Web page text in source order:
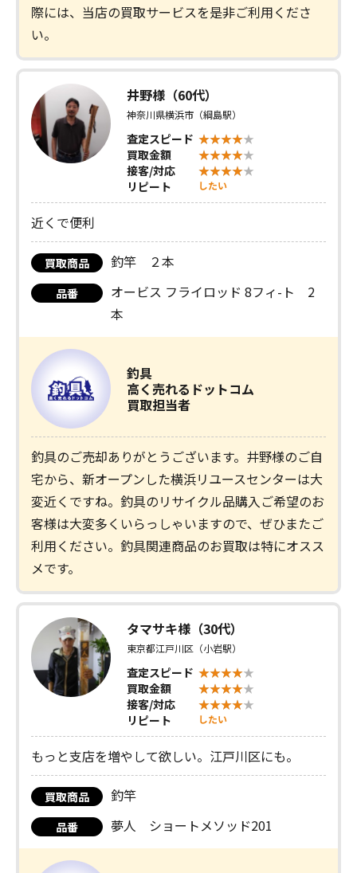
際には、当店の買取サービスを是非ご利用くださ
い。
井野様（60代）
神奈川県横浜市（綱島駅）
査定スピード
買取金額
接客/対応
リピート
したい
近くで便利
買取商品 釣竿 ２本
品番
オービス フライロッド 8フィ-ト 2
本
釣具
高く売れるドットコム
買取担当者
釣具のご売却ありがとうございます。井野様のご自
宅から、新オープンした横浜リユースセンターは大
変近くですね。釣具のリサイクル品購入ご希望のお
客様は大変多くいらっしゃいますので、ぜひまたご
利用ください。釣具関連商品のお買取は特にオスス
メです。
タマサキ様（30代）
東京都江戸川区（小岩駅）
査定スピード
買取金額
接客/対応
リピート
したい
もっと支店を増やして欲しい。江戸川区にも。
買取商品 釣竿
品番 夢人 ショートメソッド201